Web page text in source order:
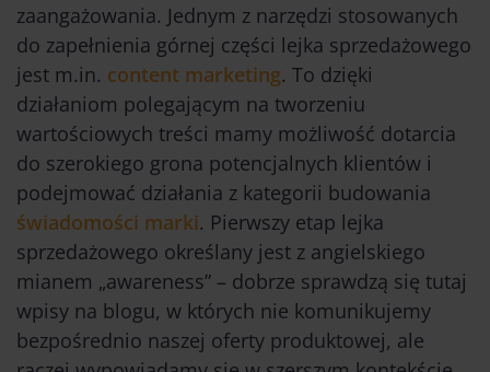
zaangażowania. Jednym z narzędzi stosowanych
do zapełnienia górnej części lejka sprzedażowego
jest m.in. content marketing. To dzięki
działaniom polegającym na tworzeniu
wartościowych treści mamy możliwość dotarcia
do szerokiego grona potencjalnych klientów i
podejmować działania z kategorii budowania
świadomości marki. Pierwszy etap lejka
sprzedażowego określany jest z angielskiego
mianem „awareness” – dobrze sprawdzą się tutaj
wpisy na blogu, w których nie komunikujemy
bezpośrednio naszej oferty produktowej, ale